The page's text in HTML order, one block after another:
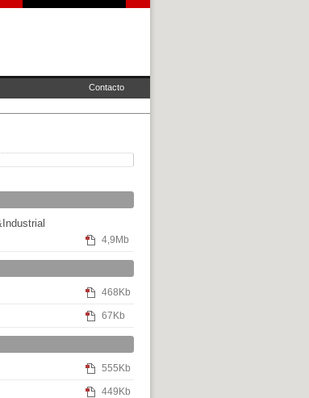
Contacto
4,9Mb
468Kb
67Kb
555Kb
449Kb